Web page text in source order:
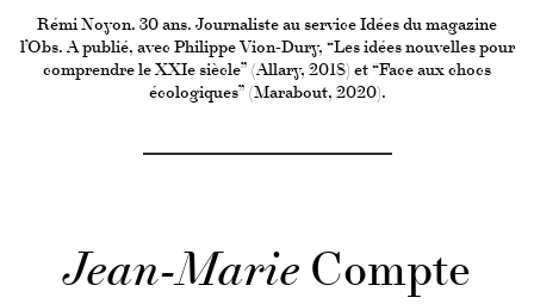
Rémi Noyon. 30 ans. Journaliste au service Idées du magazine
l’Obs. A publié, avec Philippe Vion-Dury, “Les idées nouvelles pour
comprendre le XXIe siècle” (Allary, 2018) et “Face aux chocs
écologiques” (Marabout, 2020).
Jean-Marie Compte